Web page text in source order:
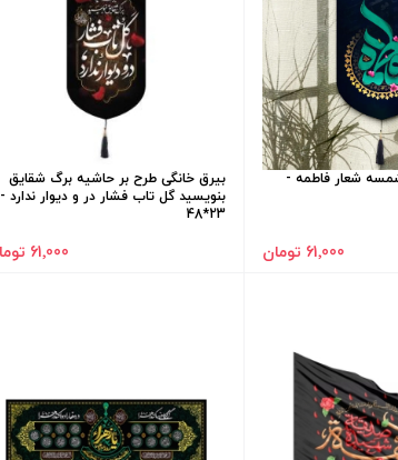
شعار فاطمه -
61٬000 تومان
بیرق خانگی طرح بر حاشیه برگ شقایق
بنویسید گل تاب فشار در و دیوار ندارد -
23*48
61٬000 تومان